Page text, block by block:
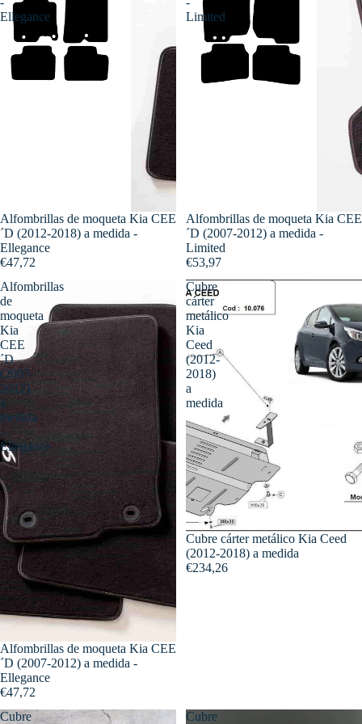
Ellegance
Alfombrillas de moqueta Kia CEE
´D (2012-2018) a medida -
Ellegance
€47,72
Limited
Alfombrillas de moqueta Kia CEE
´D (2007-2012) a medida -
Limited
€53,97
Alfombrillas
de
moqueta
Kia
CEE
´D
(2007-
2012)
a
medida
-
Ellegance
Alfombrillas de moqueta Kia CEE
´D (2007-2012) a medida -
Ellegance
€47,72
Cubre
cárter
metálico
Kia
Ceed
(2012-
2018)
a
medida
Cubre cárter metálico Kia Ceed
(2012-2018) a medida
€234,26
Cubre
Cubre